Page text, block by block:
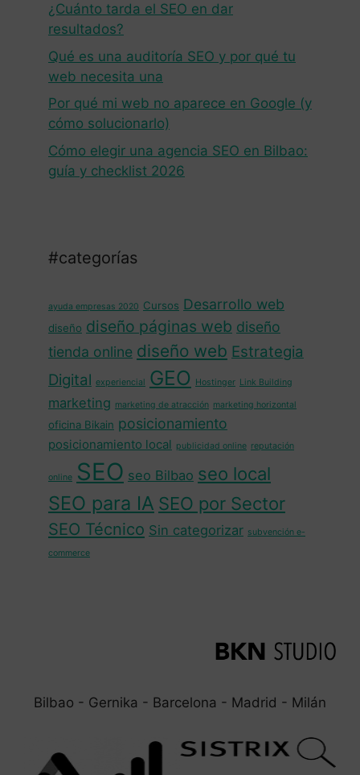
¿Cuánto tarda el SEO en dar
resultados?
Qué es una auditoría SEO y por qué tu
web necesita una
Por qué mi web no aparece en Google (y
cómo solucionarlo)
Cómo elegir una agencia SEO en Bilbao:
guía y checklist 2026
#categorías
ayuda empresas 2020 Cursos Desarrollo web
diseño diseño páginas web diseño
tienda online diseño web Estrategia
Digital experiencial GEO Hostinger Link Building
marketing marketing de atracción marketing horizontal
oficina Bikain posicionamiento
posicionamiento local publicidad online reputación
online SEO seo Bilbao seo local
SEO para IA SEO por Sector
SEO Técnico Sin categorizar subvención e-
commerce
Bilbao - Gernika - Barcelona - Madrid - Milán